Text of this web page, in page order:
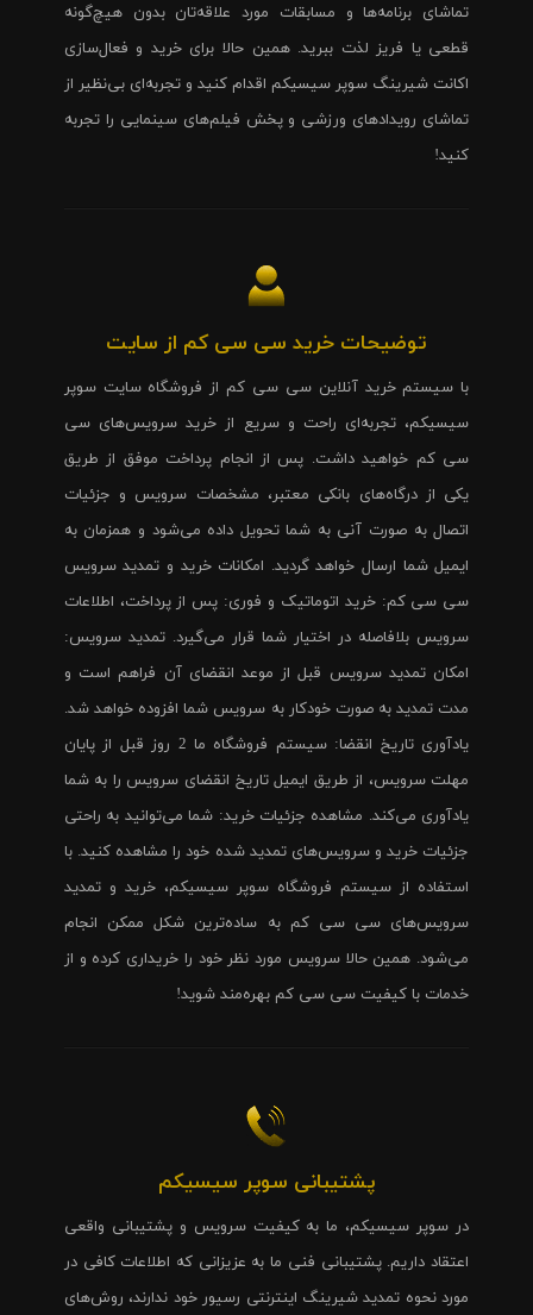
تماشای برنامه‌ها و مسابقات مورد علاقه‌تان بدون هیچ‌گونه
قطعی یا فریز لذت ببرید. همین حالا برای خرید و فعال‌سازی
اکانت شیرینگ سوپر سیسیکم اقدام کنید و تجربه‌ای بی‌نظیر از
تماشای رویدادهای ورزشی و پخش فیلم‌های سینمایی را تجربه
کنید!
توضیحات خرید سی سی کم از سایت
با سیستم خرید آنلاین سی سی کم از فروشگاه سایت سوپر
سیسیکم، تجربه‌ای راحت و سریع از خرید سرویس‌های سی
سی کم خواهید داشت. پس از انجام پرداخت موفق از طریق
یکی از درگاه‌های بانکی معتبر، مشخصات سرویس و جزئیات
اتصال به صورت آنی به شما تحویل داده می‌شود و همزمان به
ایمیل شما ارسال خواهد گردید. امکانات خرید و تمدید سرویس
سی سی کم: خرید اتوماتیک و فوری: پس از پرداخت، اطلاعات
سرویس بلافاصله در اختیار شما قرار می‌گیرد. تمدید سرویس:
امکان تمدید سرویس قبل از موعد انقضای آن فراهم است و
مدت تمدید به صورت خودکار به سرویس شما افزوده خواهد شد.
یادآوری تاریخ انقضا: سیستم فروشگاه ما 2 روز قبل از پایان
مهلت سرویس، از طریق ایمیل تاریخ انقضای سرویس را به شما
یادآوری می‌کند. مشاهده جزئیات خرید: شما می‌توانید به راحتی
جزئیات خرید و سرویس‌های تمدید شده خود را مشاهده کنید. با
استفاده از سیستم فروشگاه سوپر سیسیکم، خرید و تمدید
سرویس‌های سی سی کم به ساده‌ترین شکل ممکن انجام
می‌شود. همین حالا سرویس مورد نظر خود را خریداری کرده و از
خدمات با کیفیت سی سی کم بهره‌مند شوید!
پشتیبانی سوپر سیسیکم
در سوپر سیسیکم، ما به کیفیت سرویس و پشتیبانی واقعی
اعتقاد داریم. پشتیبانی فنی ما به عزیزانی که اطلاعات کافی در
مورد نحوه تمدید شیرینگ اینترنتی رسیور خود ندارند، روش‌های